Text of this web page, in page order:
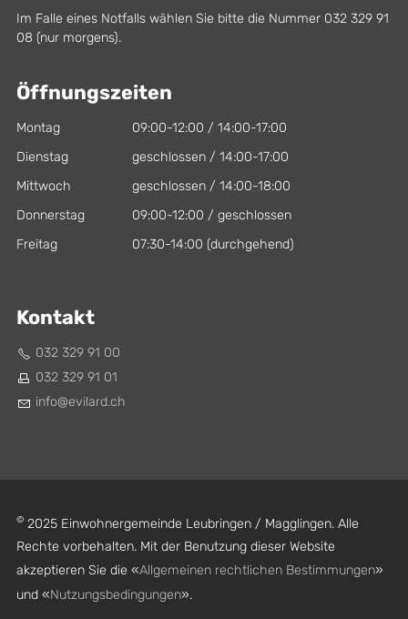
Im Falle eines Notfalls wählen Sie bitte die Nummer 032 329 91
08 (nur morgens).
Öffnungszeiten
Montag
09:00-12:00 / 14:00-17:00
Dienstag
geschlossen / 14:00-17:00
Mittwoch
geschlossen / 14:00-18:00
Donnerstag
09:00-12:00 / geschlossen
Freitag
07:30-14:00 (durchgehend)
Kontakt
032 329 91 00
032 329 91 01
nf
v l rd ch
© 2025 Einwohnergemeinde Leubringen / Magglingen. Alle
Rechte vorbehalten. Mit der Benutzung dieser Website
akzeptieren Sie die «Allgemeinen rechtlichen Bestimmungen»
und «Nutzungsbedingungen».